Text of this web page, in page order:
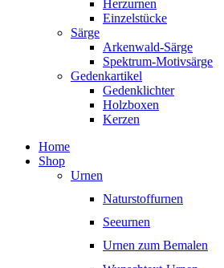
Herzurnen
Einzelstücke
Särge
Arkenwald-Särge
Spektrum-Motivsärge
Gedenkartikel
Gedenklichter
Holzboxen
Kerzen
Home
Shop
Urnen
Naturstoffurnen
Seeurnen
Urnen zum Bemalen